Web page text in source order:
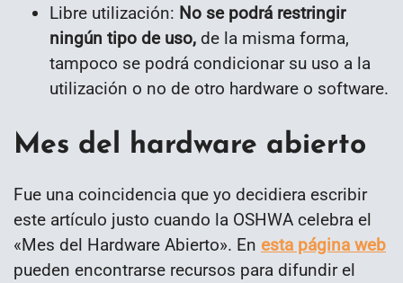
Libre utilización: No se podrá restringir
ningún tipo de uso, de la misma forma,
tampoco se podrá condicionar su uso a la
utilización o no de otro hardware o software.
Mes del hardware abierto
Fue una coincidencia que yo decidiera escribir
este artículo justo cuando la OSHWA celebra el
«Mes del Hardware Abierto». En esta página web
pueden encontrarse recursos para difundir el